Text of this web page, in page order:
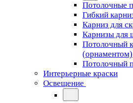
Потолочные
Гибкий
Карниз для
Карнизы для
Потолочный
(орнаментом)
Потолочный
Интерьерные краски
Освещение